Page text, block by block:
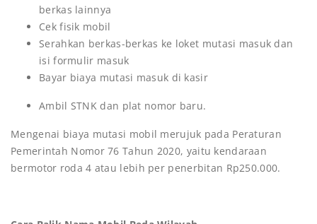
berkas lainnya
Cek fisik mobil
Serahkan berkas-berkas ke loket mutasi masuk dan
isi formulir masuk
Bayar biaya mutasi masuk di kasir
Ambil STNK dan plat nomor baru.
Mengenai biaya mutasi mobil merujuk pada Peraturan
Pemerintah Nomor 76 Tahun 2020, yaitu kendaraan
bermotor roda 4 atau lebih per penerbitan Rp250.000.